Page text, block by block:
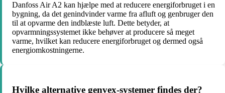
Danfoss Air A2 kan hjælpe med at reducere energiforbruget i en
bygning, da det genindvinder varme fra afluft og genbruger den
til at opvarme den indblæste luft. Dette betyder, at
opvarmningssystemet ikke behøver at producere så meget
varme, hvilket kan reducere energiforbruget og dermed også
energiomkostningerne.
Hvilke alternative genvex-systemer findes der?